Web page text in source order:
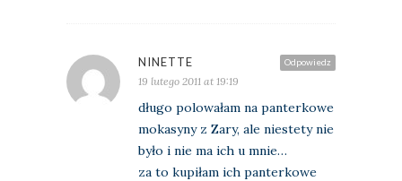
Odpowiedz
NINETTE
19 lutego 2011 at 19:19
długo polowałam na panterkowe
mokasyny z Zary, ale niestety nie
było i nie ma ich u mnie…
za to kupiłam ich panterkowe